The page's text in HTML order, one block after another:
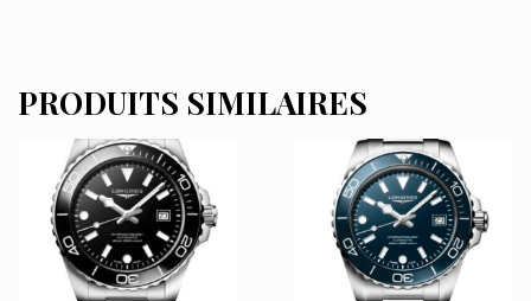
PRODUITS SIMILAIRES